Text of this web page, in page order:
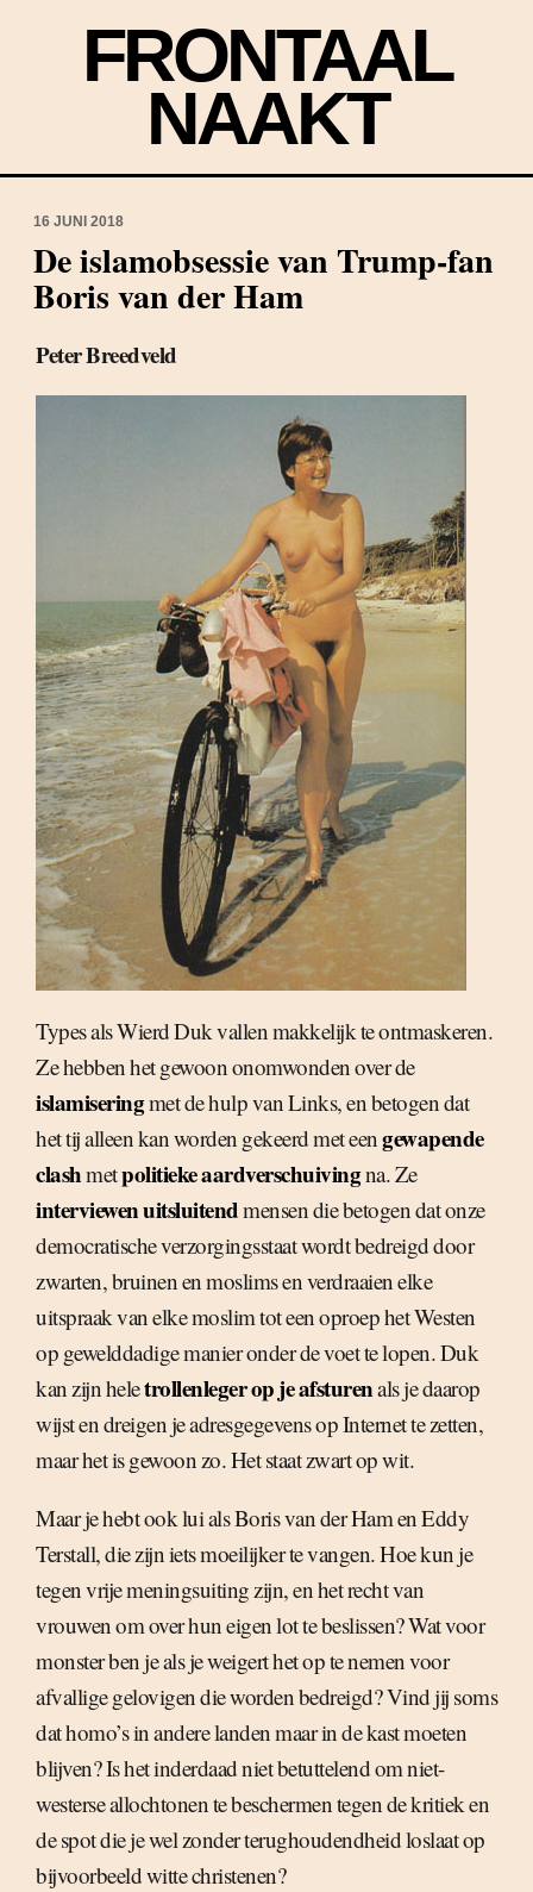
FRONTAAL
NAAKT
16 JUNI 2018
De islamobsessie van Trump-fan
Boris van der Ham
Peter Breedveld
Types als Wierd Duk vallen makkelijk te ontmaskeren.
Ze hebben het gewoon onomwonden over de
islamiseringmet de hulp van Links, en betogen dat
het tij alleen kan worden gekeerd met eengewapende
clashmetpolitieke aardverschuivingna. Ze
interviewen uitsluitendmensen die betogen dat onze
democratische verzorgingsstaat wordt bedreigd door
zwarten, bruinen en moslims en verdraaien elke
uitspraak van elke moslim tot een oproep het Westen
op gewelddadige manier onder de voet te lopen. Duk
kan zijn heletrollenleger op je afsturenals je daarop
wijst en dreigen je adresgegevens op Internet te zetten,
maar het is gewoon zo. Het staat zwart op wit.
Maar je hebt ook lui als Boris van der Ham en Eddy
Terstall, die zijn iets moeilijker te vangen. Hoe kun je
tegen vrije meningsuiting zijn, en het recht van
vrouwen om over hun eigen lot te beslissen? Wat voor
monster ben je als je weigert het op te nemen voor
afvallige gelovigen die worden bedreigd? Vind jij soms
dat homo’s in andere landen maar in de kast moeten
blijven? Is het inderdaad niet betuttelend om niet-
westerse allochtonen te beschermen tegen de kritiek en
de spot die je wel zonder terughoudendheid loslaat op
bijvoorbeeld witte christenen?